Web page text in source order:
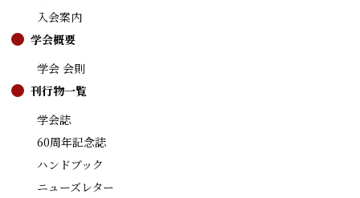
入会案内
学会概要
学会 会則
刊行物一覧
学会誌
60周年記念誌
ハンドブック
ニューズレター